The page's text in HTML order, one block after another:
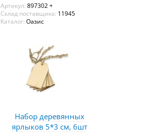
Артикул: 897302 +
Склад поставщика: 11945
Каталог: Оазис
Набор деревянных
ярлыков 5*3 см, 6шт